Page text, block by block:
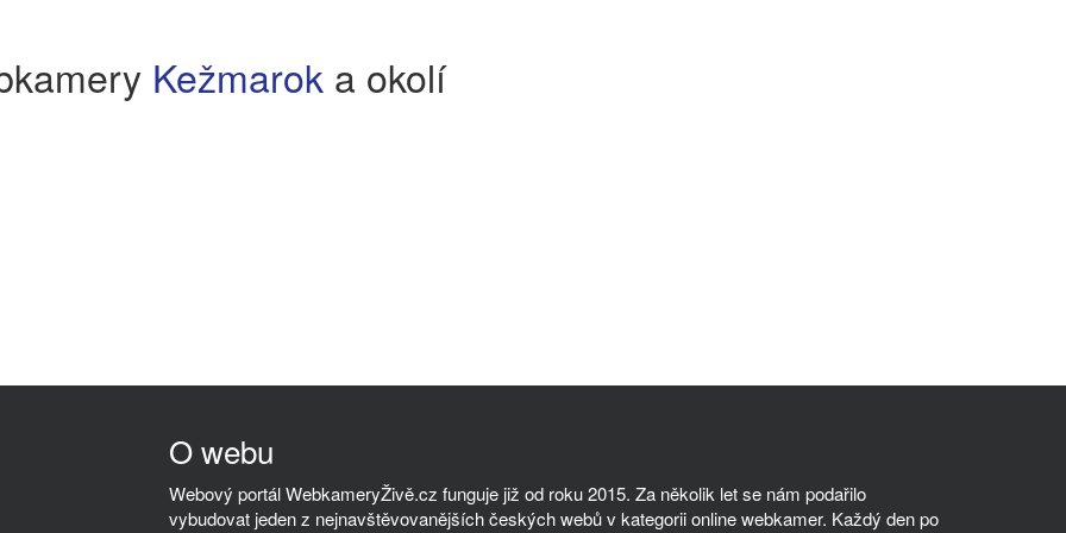
Kežmaroka okolí
O webu
Webový portál WebkameryŽivě.cz funguje již od roku 2015. Za několik let se nám podařilo
vybudovat jeden z nejnavštěvovanějších českých webů v kategorii online webkamer. Každý den po